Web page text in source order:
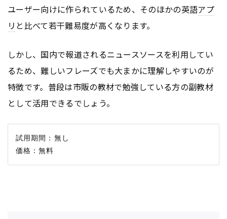
ユーザー向けに作られているため、そのほかの英語アプ
リ と比べて若干難易度が高くなります。
しかし、国内で報道されるニュースソースを利用してい
るため、難しいフレーズでも大まかに理解しやすいのが
特徴です。普段は市販の教材で勉強している方の副教材
として活用できるでしょう。
試用期間：無し